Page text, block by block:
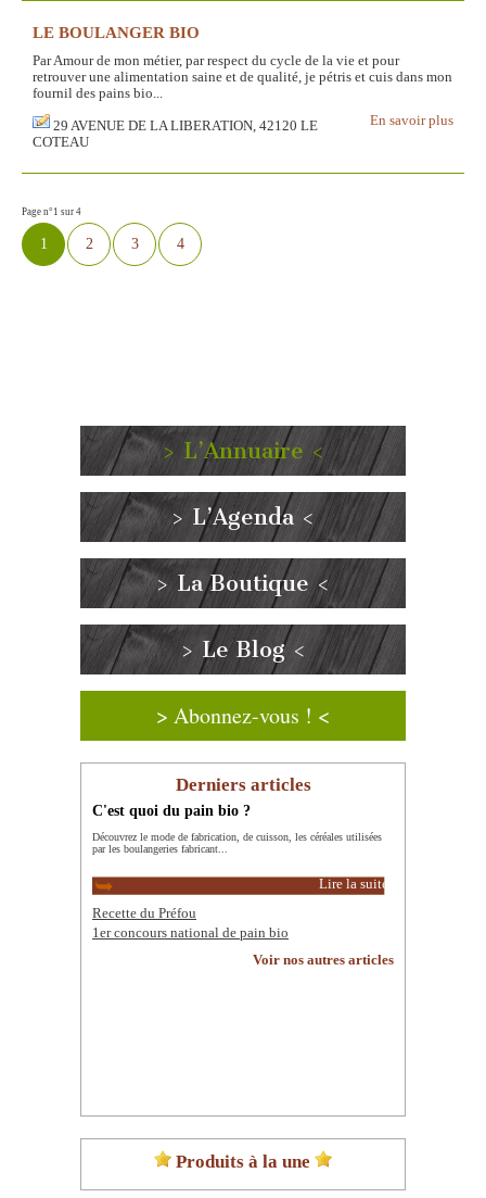
LE BOULANGER BIO
Par Amour de mon métier, par respect du cycle de la vie et pour
retrouver une alimentation saine et de qualité, je pétris et cuis dans mon
fournil des pains bio...
En savoir plus
29 AVENUE DE LA LIBERATION, 42120 LE
COTEAU
Page n°1 sur 4
1 2 3 4
> L’Annuaire <
> L’Agenda <
> La Boutique <
> Le Blog <
> Abonnez-vous ! <
Derniers articles
C'est quoi du pain bio ?
Découvrez le mode de fabrication, de cuisson, les céréales utilisées
par les boulangeries fabricant...
Lire la suite
Recette du Préfou
1er concours national de pain bio
Voir nos autres articles
Produits à la une